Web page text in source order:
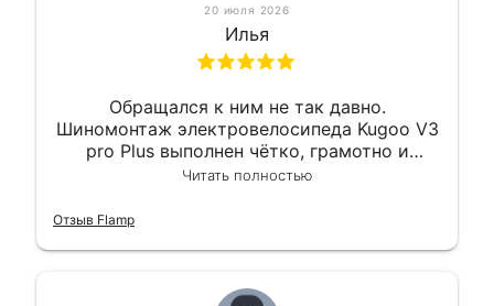
20 июля 2026
Илья
Обращался к ним не так давно.
Шиномонтаж электровелосипеда Kugoo V3
pro Plus выполнен чётко, грамотно и
квалифицированно. Всё сделано
Читать полностью
Отзыв Flamp